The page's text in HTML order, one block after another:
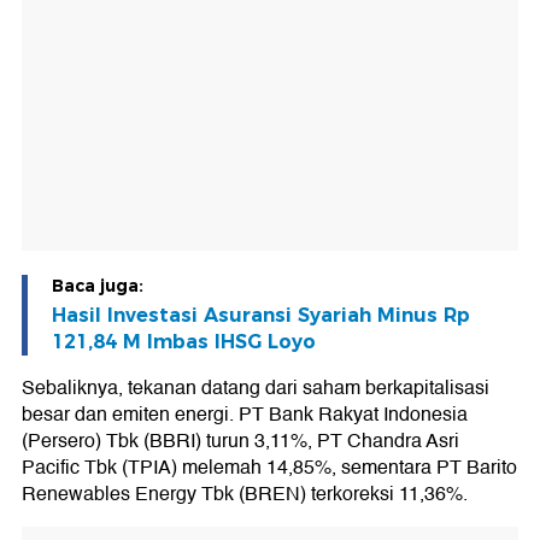
Baca juga:
Hasil Investasi Asuransi Syariah Minus Rp
121,84 M Imbas IHSG Loyo
Sebaliknya, tekanan datang dari saham berkapitalisasi
besar dan emiten energi. PT Bank Rakyat Indonesia
(Persero) Tbk (BBRI) turun 3,11%, PT Chandra Asri
Pacific Tbk (TPIA) melemah 14,85%, sementara PT Barito
Renewables Energy Tbk (BREN) terkoreksi 11,36%.